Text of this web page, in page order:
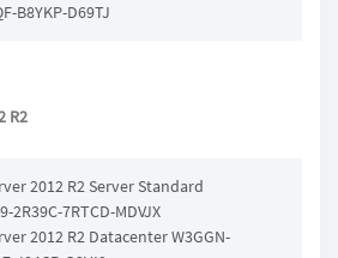
B8YKP-D69TJ
R2
2012 R2 Server Standard
2R39C-7RTCD-MDVJX
2012 R2 Datacenter W3GGN-